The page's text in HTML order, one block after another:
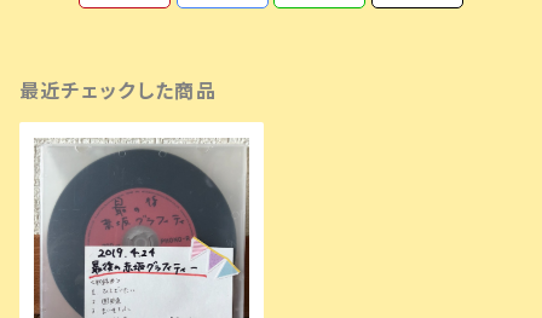
最近チェックした商品